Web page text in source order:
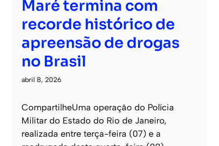
Maré termina com
recorde histórico de
apreensão de drogas
no Brasil
abril 8, 2026
CompartilheUma operação do Polícia
Militar do Estado do Rio de Janeiro,
realizada entre terça-feira (07) e a